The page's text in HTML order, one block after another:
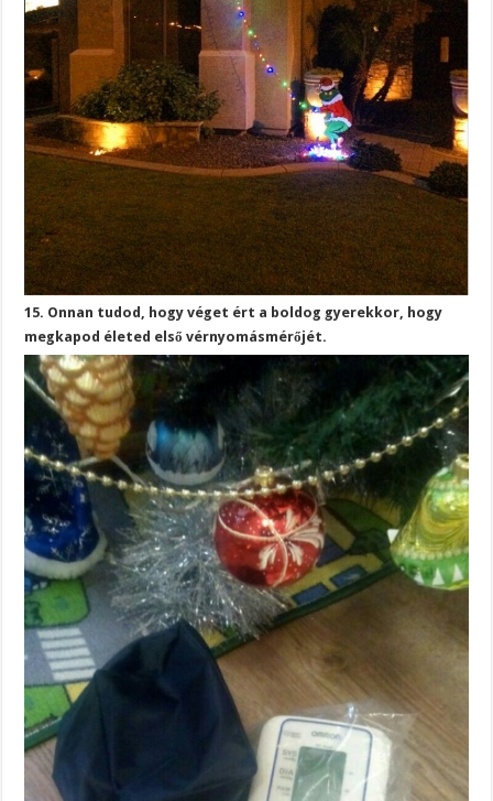
15. Onnan tudod, hogy véget ért a boldog gyerekkor, hogy
megkapod életed első vérnyomásmérőjét.